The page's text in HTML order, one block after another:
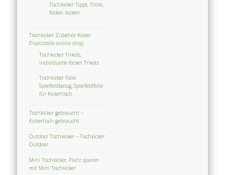
Tischkicker Tipps, Tricks,
Kicker, kicken
Tischkicker Zubehör Kicker
Ersatzteile online shop
Tischkicker Trikots,
individuelle Kicker Trikots
Tischkicker Folie
Spielfeldbelag, Spielfeldfolie
für Kickertisch
Tischkicker gebraucht –
Kickertisch gebraucht
Outdoor Tischkicker – Tischkicker
Outdoor
Mini Tischkicker, Platz sparen
mit Mini Tischkicker